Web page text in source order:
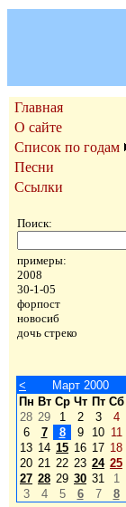
Главная
О сайте
Список по годам
Песни
Ссылки
Поиск:
примеры:
2008
30-1-05
форпост
новосиб
дочь стреко
< Март 2000
Пн Вт Ср Чт Пт Сб
28 29 1 2 3 4
6
7 8 9 10 11
13 14 15 16 17 18
20 21 22 23 24 25
27 28 29 30 31 1
3
4 5 6 7 8